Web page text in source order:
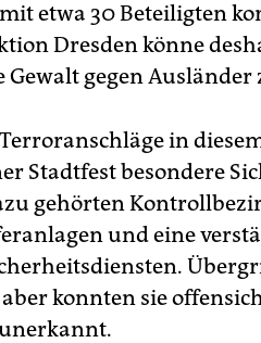
etwa 30 Beteiligten
Dresden könne
Gewalt gegen
in
Stadtfest besondere
gehörten
und eine
konnten sie